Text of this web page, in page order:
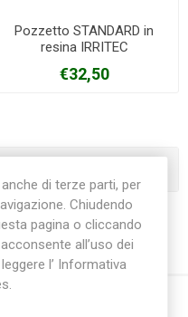
Pozzetto STANDARD in
resina IRRITEC
€32,50
di terze parti, per
Chiudendo
pagina o cliccando
all’uso dei
l’ Informativa